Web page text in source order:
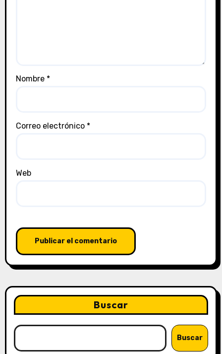
Nombre *
Correo electrónico *
Web
Buscar
Buscar